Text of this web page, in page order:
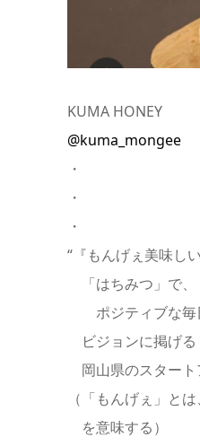
KUMA HONEY
@kuma_mongee
・
・
・
“『もんげぇ美味しい
「はちみつ」で、
ポジティブな毎
ビジョンに掲げる
岡山県のスタート
（「もんげぇ」と
を意味する）